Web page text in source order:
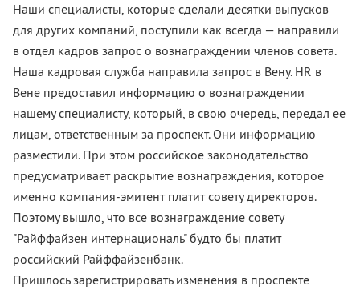
Наши специалисты, которые сделали десятки выпусков
для других компаний, поступили как всегда — направили
в отдел кадров запрос о вознаграждении членов совета.
Наша кадровая служба направила запрос в Вену. HR в
Вене предоставил информацию о вознаграждении
нашему специалисту, который, в свою очередь, передал ее
лицам, ответственным за проспект. Они информацию
разместили. При этом российское законодательство
предусматривает раскрытие вознаграждения, которое
именно компания-эмитент платит совету директоров.
Поэтому вышло, что все вознаграждение совету
"Райффайзен интернациональ" будто бы платит
российский Райффайзенбанк.
Пришлось зарегистрировать изменения в проспекте